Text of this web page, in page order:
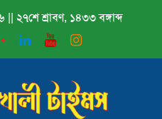
শ্রাবণ, ১৪৩৩ বঙ্গাব্দ